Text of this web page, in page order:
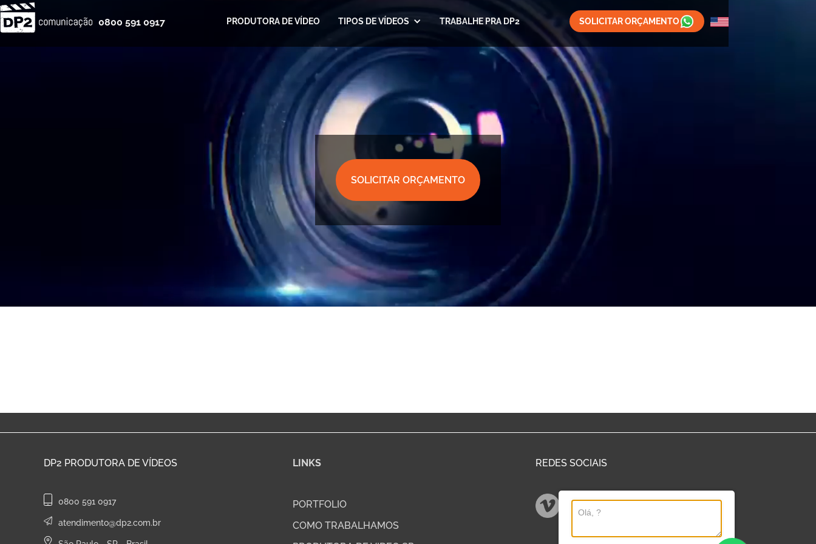
0800 591 0917 PRODUTORA DE VÍDEO TIPOS DE VÍDEOS TRABALHE PRA DP2 SOLICITAR ORÇAMENTO
SOLICITAR ORÇAMENTO
DP2 PRODUTORA DE VÍDEOS
0800 591 0917
atendimento@dp2.com.br
LINKS
PORTFOLIO
COMO TRABALHAMOS
REDES SOCIAIS